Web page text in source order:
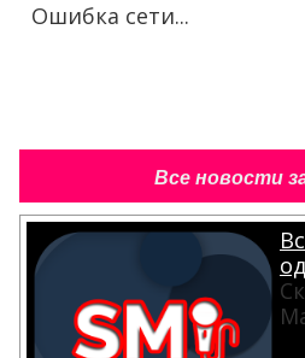
Ошибка сети...
Все новости